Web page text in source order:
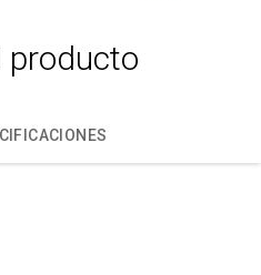
producto